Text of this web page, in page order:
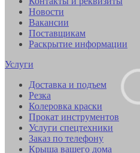
Новости
Вакансии
Поставщикам
Раскрытие информации
Услуги
Доставка и подъем
Резка
Колеровка краски
Прокат инструментов
Услуги спецтехники
Заказ по телефону
Крыша вашего дома